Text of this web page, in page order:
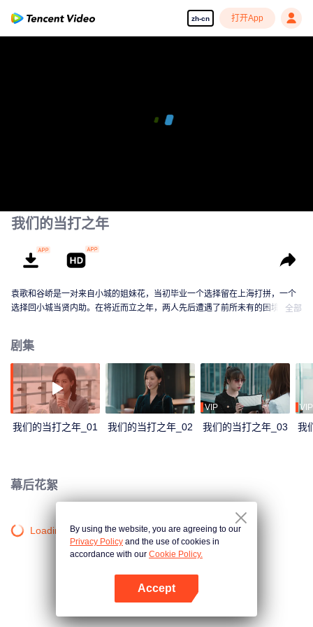
zh-cn 打开App
我们的当打之年
袁歌和谷峤是一对来自小城的姐妹花，当初毕业一个选择留在上海打拼，一个
选择回小城当贤内助。在将近而立之年，两人先后遭遇了前所未有的困境。袁
己的事业。这对姐妹花性格截然不同，却一样坚韧勇敢，不惧跌倒，在上海这
样一个充满机遇但同时又容易令人迷失的大都市里，她们始终坚持、携手共
进，共同克服生活的难题。互帮互助，互相成就，最终二人在各自的职场和情
感上都有所收获，共同完成青春的蜕变，迎来全新的30岁。
全部
剧集
我们的当打之年_01 我们的当打之年_02
VIP
我们的当打之年_03
VIP
我
幕后花絮
Loading…By using the website, you are agreeing to our
Privacy Policy and the use of cookies in
accordance with our Cookie Policy.
Accept